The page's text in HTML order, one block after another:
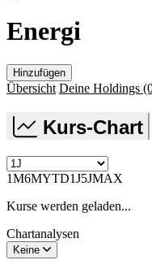
Energi
Hinzufügen
Übersicht Deine Holdings
Kurs-Chart
1M6MYTD1J5JMAX
Kurse werden geladen...
Chartanalysen
Keine